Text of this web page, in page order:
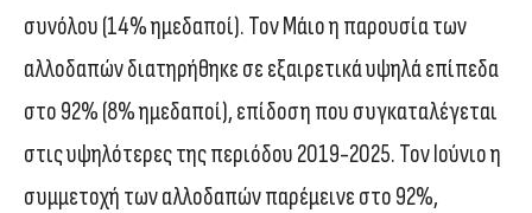
συνόλου (14% ημεδαποί). Τον Μάιο η παρουσία των
αλλοδαπών διατηρήθηκε σε εξαιρετικά υψηλά επίπεδα
στο 92% (8% ημεδαποί), επίδοση που συγκαταλέγεται
στις υψηλότερες της περιόδου 2019-2025. Τον Ιούνιο η
συμμετοχή των αλλοδαπών παρέμεινε στο 92%,